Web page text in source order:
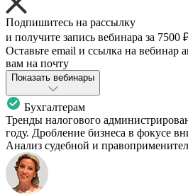
Подпишитесь на рассылку
и получите запись вебинара за 7500
Оставьте email и ссылка на вебинар
вам на почту
Показать вебинары
Бухгалтерам
Тренды налогового
году. Дробление бизнеса в фокусе
Анализ судебной и